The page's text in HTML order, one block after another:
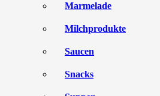
Marmelade
Milchprodukte
Saucen
Snacks